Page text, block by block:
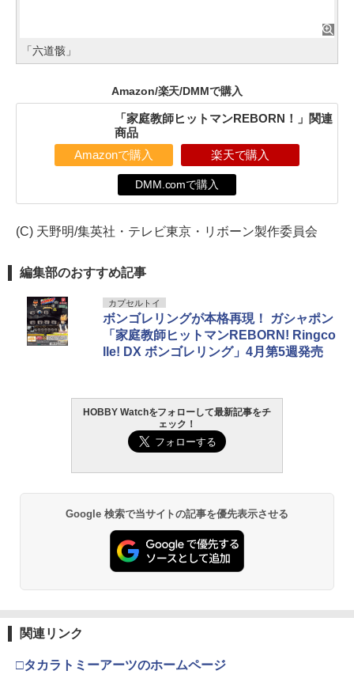
「六道骸」
Amazon/楽天/DMMで購入
「家庭教師ヒットマンREBORN！」関連
商品
Amazonで購入 楽天で購入
DMM.comで購入
(C) 天野明/集英社・テレビ東京・リボーン製作委員会
編集部のおすすめ記事
カプセルトイ
ボンゴレリングが本格再現！ ガシャポン
「家庭教師ヒットマンREBORN! Ringco
lle! DX ボンゴレリング」4月第5週発売
HOBBY Watchをフォローして最新記事をチ
ェック！
Google 検索で当サイトの記事を優先表示させる
関連リンク
□タカラトミーアーツのホームページ